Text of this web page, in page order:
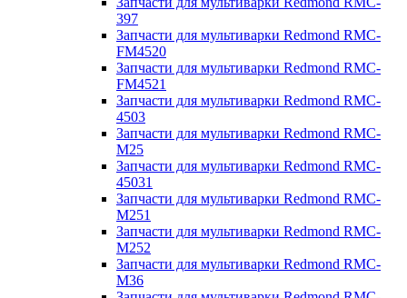
397
Запчасти для мультиварки Redmond RMC-
FM4520
Запчасти для мультиварки Redmond RMC-
FM4521
Запчасти для мультиварки Redmond RMC-
4503
Запчасти для мультиварки Redmond RMC-
M25
Запчасти для мультиварки Redmond RMC-
45031
Запчасти для мультиварки Redmond RMC-
M251
Запчасти для мультиварки Redmond RMC-
M252
Запчасти для мультиварки Redmond RMC-
M36